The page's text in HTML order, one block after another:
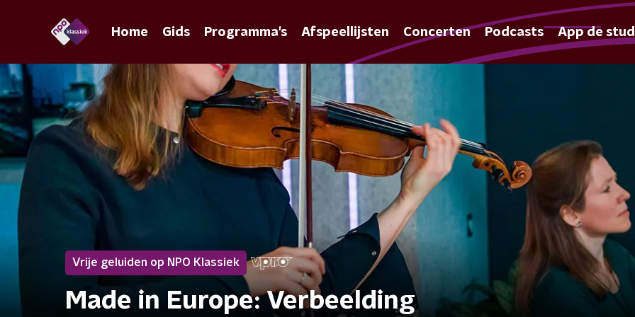
Home Gids Programma's Afspeellijsten Concerten Podcasts App de
Vrije geluiden op NPO Klassiek
Made in Europe: Verbeelding